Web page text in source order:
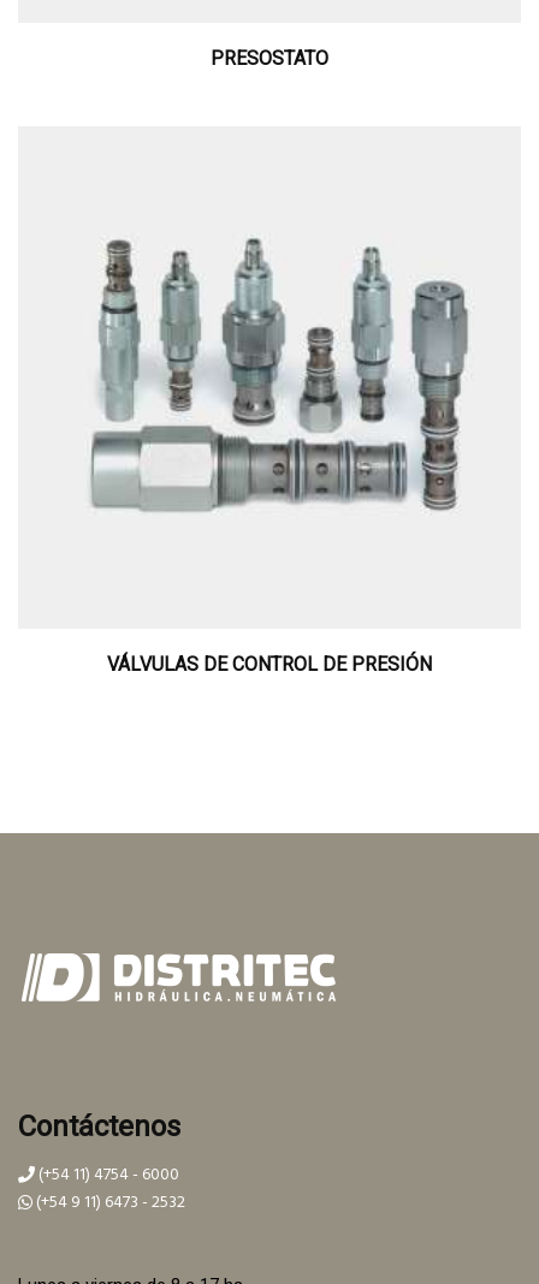
PRESOSTATO
VÁLVULAS DE CONTROL DE PRESIÓN
Contáctenos
(+54 11) 4754 - 6000
(+54 9 11) 6473 - 2532